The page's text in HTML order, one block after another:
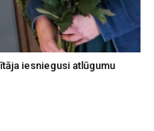
iesniegusi atlūgumu